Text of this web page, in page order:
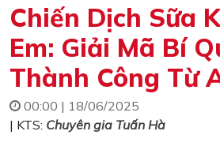
Chiến Dịch Sữa
Em: Giải Mã Bí
Thành Công Từ
00:00 | 18/06/2025
| KTS: Chuyên gia Tuấn Hà